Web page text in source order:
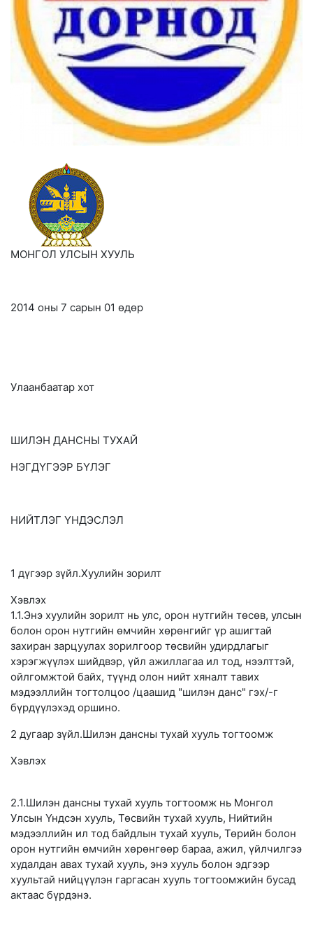
МОНГОЛ УЛСЫН ХУУЛЬ
2014 оны 7 сарын 01 өдөр
Улаанбаатар хот
ШИЛЭН ДАНСНЫ ТУХАЙ
НЭГДҮГЭЭР БҮЛЭГ
НИЙТЛЭГ ҮНДЭСЛЭЛ
1 дүгээр зүйл.Хуулийн зорилт
Хэвлэх
1.1.Энэ хуулийн зорилт нь улс, орон нутгийн төсөв, улсын
болон орон нутгийн өмчийн хөрөнгийг үр ашигтай
захиран зарцуулах зорилгоор төсвийн удирдлагыг
хэрэгжүүлэх шийдвэр, үйл ажиллагаа ил тод, нээлттэй,
ойлгомжтой байх, түүнд олон нийт хяналт тавих
мэдээллийн тогтолцоо /цаашид "шилэн данс" гэх/-г
бүрдүүлэхэд оршино.
2 дугаар зүйл.Шилэн дансны тухай хууль тогтоомж
Хэвлэх
2.1.Шилэн дансны тухай хууль тогтоомж нь Монгол
Улсын Үндсэн хууль, Төсвийн тухай хууль, Нийтийн
мэдээллийн ил тод байдлын тухай хууль, Төрийн болон
орон нутгийн өмчийн хөрөнгөөр бараа, ажил, үйлчилгээ
худалдан авах тухай хууль, энэ хууль болон эдгээр
хуультай нийцүүлэн гаргасан хууль тогтоомжийн бусад
актаас бүрдэнэ.